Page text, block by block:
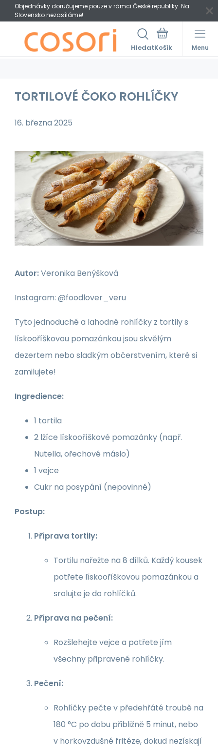
Objednávky doručujeme pouze v rámci České republiky. Na
Slovensko nezasíláme!
Hledat Menu
TORTILOVÉ ČOKO ROHLÍČKY
16. března 2025
Autor:Veronika Benýšková
Instagram: @foodlover_veru
Tyto jednoduché a lahodné rohlíčky z tortily s
lískooříškovou pomazánkou jsou skvělým
dezertem nebo sladkým občerstvením, které si
zamilujete!
Ingredience:
1 tortila
2 lžíce lískooříškové pomazánky (např.
Nutella, ořechové máslo)
1 vejce
Cukr na posypání (nepovinné)
Postup:
Příprava tortily:
Tortilu nařežte na 8 dílků. Každý kousek
potřete lískooříškovou pomazánkou a
srolujte je do rohlíčků.
Příprava na pečení:
Rozšlehejte vejce a potřete jím
všechny připravené rohlíčky.
Pečení:
Rohlíčky pečte v předehřáté troubě na
180 °C po dobu přibližně 5 minut, nebo
v horkovzdušné fritéze, dokud nezískají